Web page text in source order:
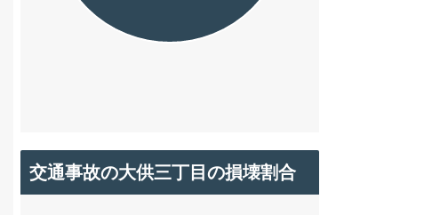
交通事故の大供三丁目の損壊割合